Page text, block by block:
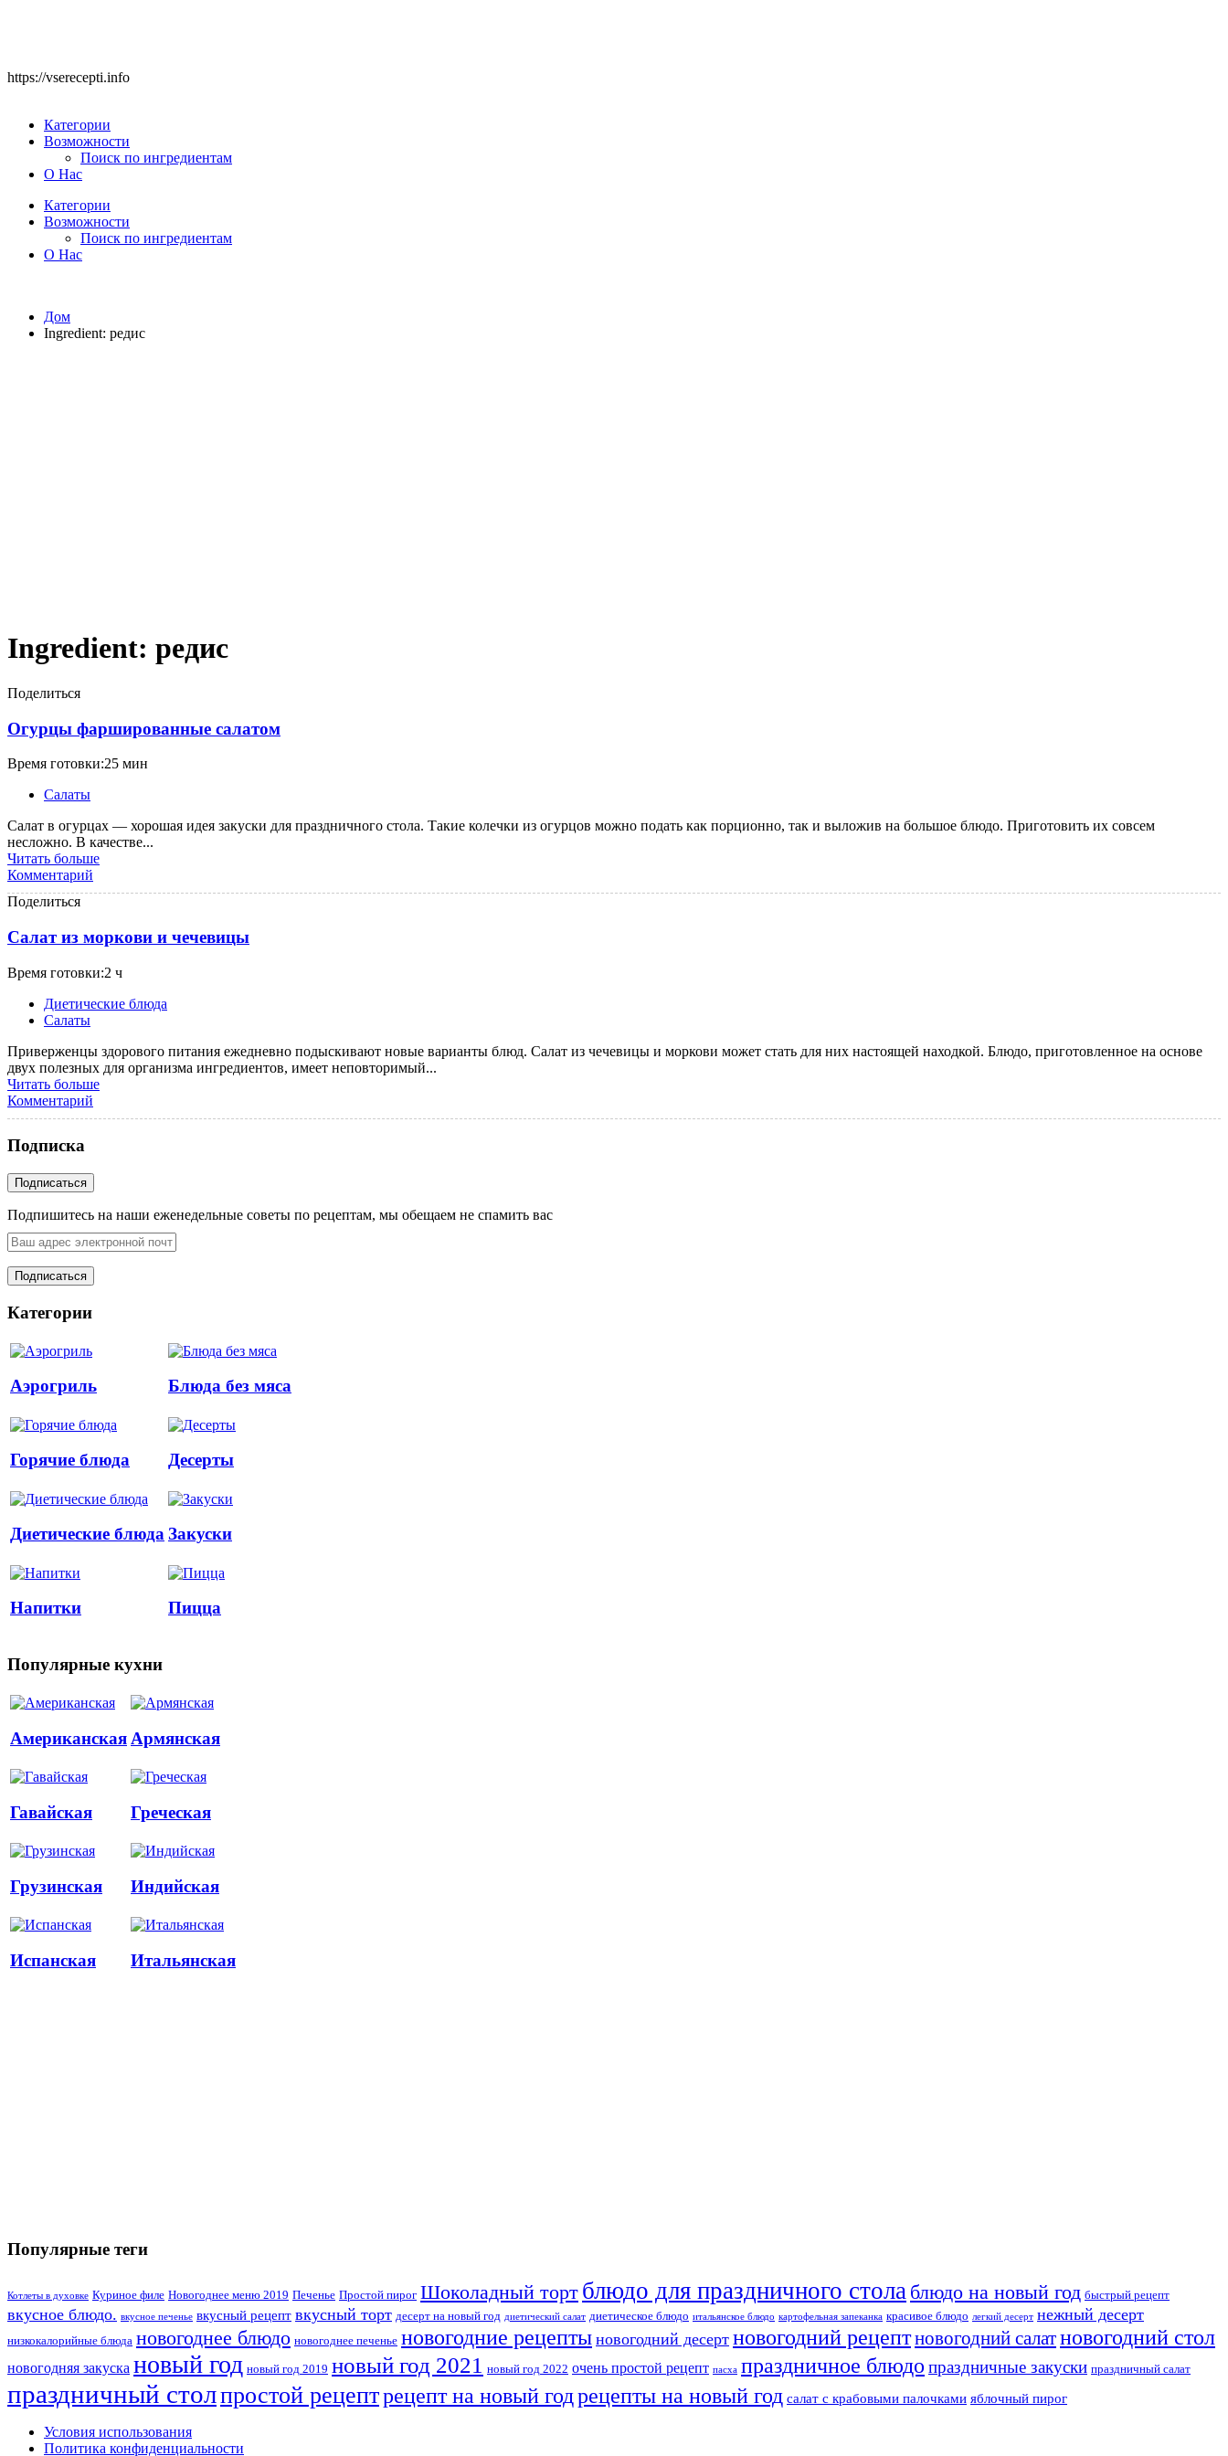
https://vserecepti.info
Категории
Возможности
Поиск по ингредиентам
О Нас
Категории
Возможности
Поиск по ингредиентам
О Нас
Дом
Ingredient: редис
Ingredient: редис
Поделиться
Огурцы фаршированные салатом
Время готовки:25 мин
Салаты
Салат в огурцах — хорошая идея закуски для праздничного стола. Такие колечки из огурцов можно подать как порционно, так и выложив на большое блюдо. Приготовить их совсем
несложно. В качестве...
Читать больше
Комментарий
Поделиться
Салат из моркови и чечевицы
Время готовки:2 ч
Диетические блюда
Салаты
Приверженцы здорового питания ежедневно подыскивают новые варианты блюд. Салат из чечевицы и моркови может стать для них настоящей находкой. Блюдо, приготовленное на основе
двух полезных для организма ингредиентов, имеет неповторимый...
Читать больше
Комментарий
Подписка
Подпишитесь на наши еженедельные советы по рецептам, мы обещаем не спамить вас
Категории
Аэрогриль Блюда без мяса
Горячие блюда Десерты
Диетические блюдаЗакуски
Напитки Пицца
Популярные кухни
Американская Армянская
Гавайская Греческая
Грузинская Индийская
Испанская Итальянская
Популярные теги
Котлеты в духовке Куриное филе Новогоднее меню 2019 Печенье Простой пирог Шоколадный торт блюдо для праздничного стола блюдо на новый год быстрый рецепт
вкусное блюдо. вкусное печенье вкусный рецепт вкусный торт десерт на новый год диетический салат диетическое блюдо итальянское блюдо картофельная запеканка красивое блюдо легкий десерт нежный десерт
низкокалорийные блюда новогоднее блюдо новогоднее печенье новогодние рецепты новогодний десерт новогодний рецептновогодний салатновогодний стол
новогодняя закуска новый год новый год 2019 новый год 2021 новый год 2022 очень простой рецепт пасха праздничное блюдо праздничные закуски праздничный салат
праздничный столпростой рецептрецепт на новый годрецепты на новый год салат с крабовыми палочками яблочный пирог
Условия использования
Политика конфиденциальности